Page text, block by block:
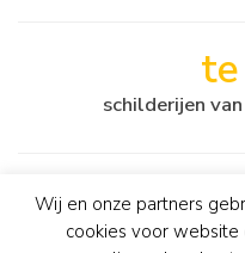
schilderijen
Wij en onze partners
cookies voor website